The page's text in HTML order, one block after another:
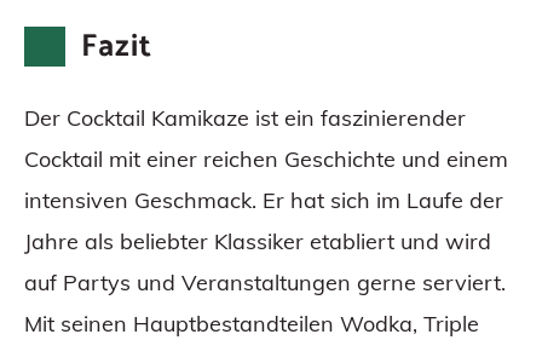
Fazit
Der Cocktail Kamikaze ist ein faszinierender
Cocktail mit einer reichen Geschichte und einem
intensiven Geschmack. Er hat sich im Laufe der
Jahre als beliebter Klassiker etabliert und wird
auf Partys und Veranstaltungen gerne serviert.
Mit seinen Hauptbestandteilen Wodka, Triple